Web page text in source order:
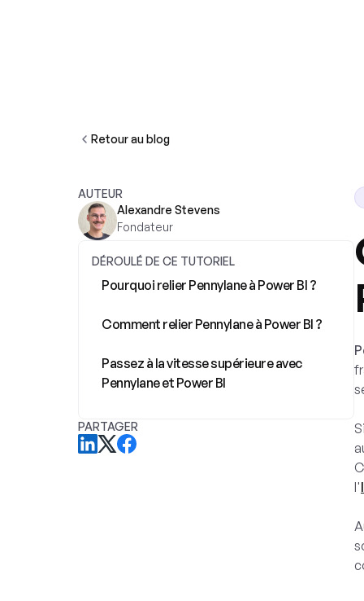
Retour au blog
AUTEUR
Alexandre Stevens
Fondateur
DÉROULÉ DE CE TUTORIEL
Pourquoi relier Pennylane à Power BI ?
Comment relier Pennylane à Power BI ?
Passez à la vitesse supérieure avec
Pennylane et Power BI
PARTAGER
l'